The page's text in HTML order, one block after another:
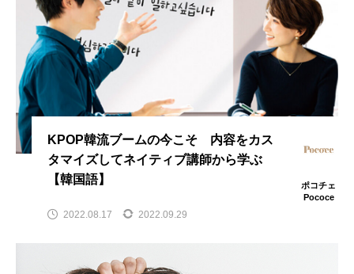
KPOP韓流ブームの今こそ 内容をカス
タマイズしてネイティブ講師から学ぶ
【韓国語】
ポコチェ
Pococe
2022.08.17 2022.09.29